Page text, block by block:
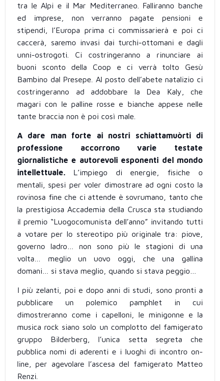
tra le Alpi e il Mar Mediterraneo. Falliranno banche
ed imprese, non verranno pagate pensioni e
stipendi, l’Europa prima ci commissarierà e poi ci
caccerà, saremo invasi dai turchi-ottomani e dagli
unni-ostrogoti. Ci costringeranno a rinunciare ai
buoni sconto della Coop e ci verrà tolto Gesù
Bambino dal Presepe. Al posto dell’abete natalizio ci
costringeranno ad addobbare la Dea Kaly, che
magari con le palline rosse e bianche appese nelle
tante braccia non è poi così male.
A dare man forte ai nostri schiattamuòrti di
professione accorrono varie testate
giornalistiche e autorevoli esponenti del mondo
intellettuale. L’impiego di energie, fisiche o
mentali, spesi per voler dimostrare ad ogni costo la
rovinosa fine che ci attende è sovrumano, tanto che
la prestigiosa Accademia della Crusca sta studiando
il premio “Luogocomunista dell’anno” invitando tutti
a votare per lo stereotipo più originale tra: piove,
governo ladro… non sono più le stagioni di una
volta… meglio un uovo oggi, che una gallina
domani… si stava meglio, quando si stava peggio…
I più zelanti, poi e dopo anni di studi, sono pronti a
pubblicare un polemico pamphlet in cui
dimostreranno come i capelloni, le minigonne e la
musica rock siano solo un complotto del famigerato
gruppo Bilderberg, l’unica setta segreta che
pubblica nomi di aderenti e i luoghi di incontro on-
line, per agevolare l’ascesa del famigerato Matteo
Renzi.